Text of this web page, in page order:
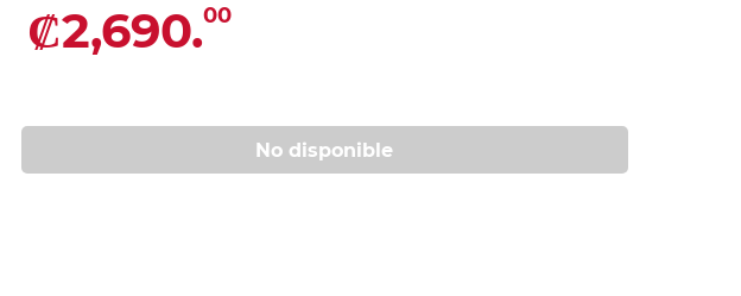
Ver más
Ver más
Ver más
Ver más
₡2,690.00
No disponible